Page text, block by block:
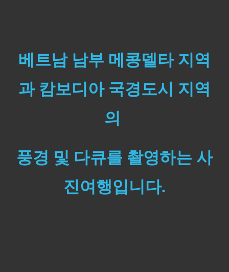
베트남 남부 메콩델타 지역
과 캄보디아 국경도시 지역
의
풍경 및 다큐를 촬영하는 사
진여행입니다.